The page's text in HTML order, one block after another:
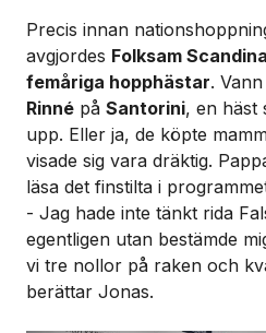
Precis innan
avgjordes Folksam
femåriga hopphästar.
Rinné på Santorini, en häst
upp. Eller ja, de köpte
visade sig vara dräktig.
läsa det finstilta i
- Jag hade inte tänkt rida
egentligen utan bestämde
vi tre nollor på raken och
berättar Jonas.